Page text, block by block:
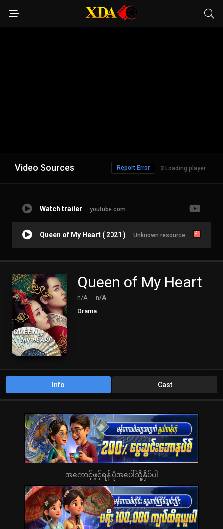
Video Sources 1 Loading player..
Report Error
Watch trailer youtube.com
Queen of My Heart ( 2021 ) Unknown resource
Queen of My Heart
n/A
n/A
Drama
Info Cast
အကောင့်ဖွင့်ရန် ပုံအပေါ်သို့နှိပ်ပါ